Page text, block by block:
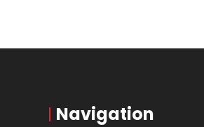
Navigation